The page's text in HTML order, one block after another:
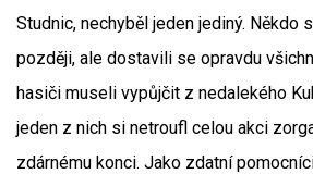
Studnic, nechyběl jeden jediný. Někdo
později, ale dostavili se opravdu
hasiči museli vypůjčit z nedalekého
jeden z nich si netroufl celou akci
zdárnému konci. Jako zdatní